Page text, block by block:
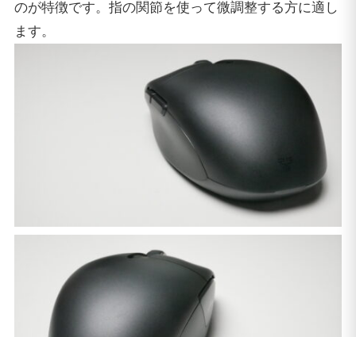
のが特徴です。指の関節を使って微調整する方に適し
ます。